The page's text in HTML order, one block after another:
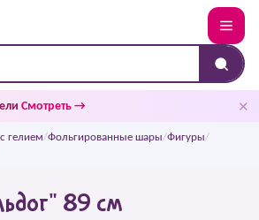
Смотреть → ✕
гелием/Фольгированные шары/Фигуры/
89 см